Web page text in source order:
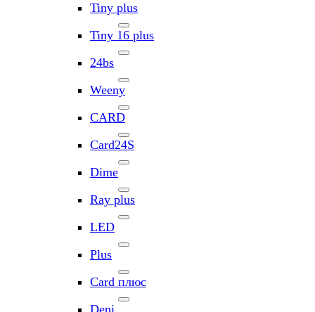
Tiny plus
Tiny 16 plus
24bs
Weeny
CARD
Card24S
Dime
Ray plus
LED
Plus
Card плюс